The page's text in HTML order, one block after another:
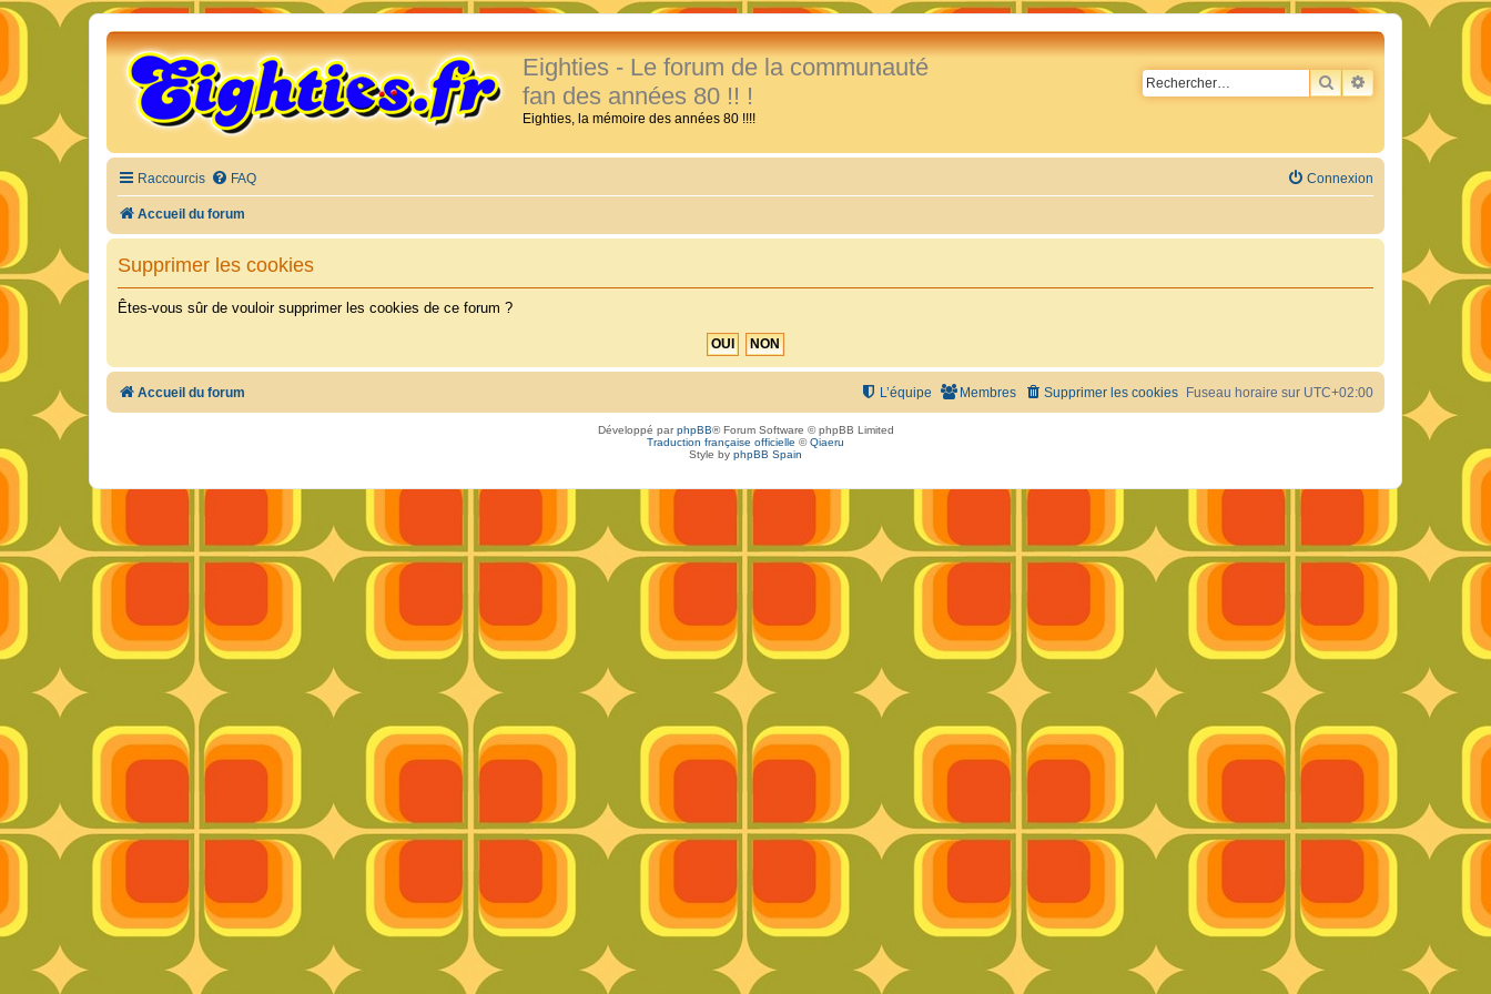
Eighties - Le forum de la communauté
fan des années 80 !! !
Eighties, la mémoire des années 80 !!!!
RECHERCHER
RECHERCHE
Raccourcis FAQ Connexion
Accueil du forum
Supprimer les cookies
Êtes-vous sûr de vouloir supprimer les cookies de ce forum ?
Accueil du forum Fuseau horaire sur UTC+02:00
Supprimer les cookies
Membres
L’équipe
Développé parphpBB® Forum Software © phpBB Limited
Traduction française officielle ©Qiaeru
Style by phpBB Spain